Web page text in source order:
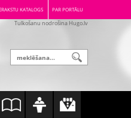
KATALOGS PAR PORTĀLU
Tulkošanu nodrošina Hugo.lv